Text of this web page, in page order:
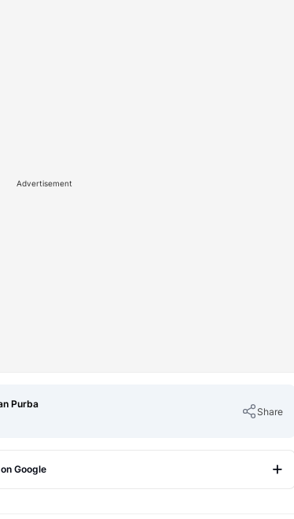
Advertisement
Purba
Share
Google